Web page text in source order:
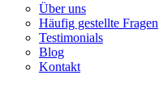
Über uns
Häufig gestellte Fragen
Testimonials
Blog
Kontakt